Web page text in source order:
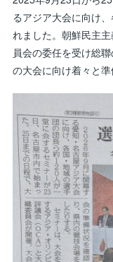
るアジア大会に向け
れました。朝鮮民主
員会の委任を受け総
の大会に向け着々と準